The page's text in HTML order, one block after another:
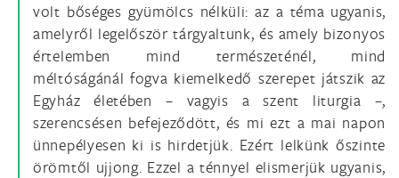
volt bőséges gyümölcs nélküli: az a téma ugyanis,
amelyről legelőször tárgyaltunk, és amely bizonyos
értelemben mind természeténél, mind
méltóságánál fogva kiemelkedő szerepet játszik az
Egyház életében – vagyis a szent liturgia –,
szerencsésen befejeződött, és mi ezt a mai napon
ünnepélyesen ki is hirdetjük. Ezért lelkünk őszinte
örömtől ujjong. Ezzel a ténnyel elismerjük ugyanis,